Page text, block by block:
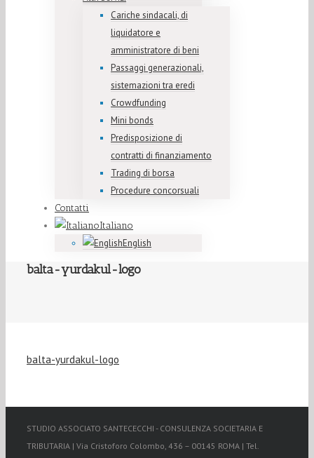
Cariche sindacali, di
liquidatore e
amministratore di beni
Passaggi generazionali,
sistemazioni tra eredi
Crowdfunding
Mini bonds
Predisposizione di
contratti di finanziamento
Trading di borsa
Procedure concorsuali
Contatti
Italiano
English
balta-yurdakul-logo
balta-yurdakul-logo
STUDIO ASSOCIATO SANTECECCHI - CONSULENZA SOCIETARIA E
TRIBUTARIA | Via Cristoforo Colombo, 436 – 00145 ROMA | Tel.